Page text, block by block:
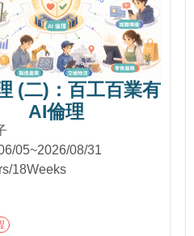
(二)：百工百業有
AI倫理
05~2026/08/31
18Weeks